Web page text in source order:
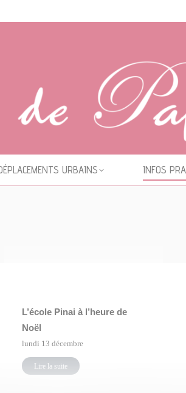
URBAINS INFOS
L’école Pinai à l’heure de
Noël
lundi 13 décembre
Lire la suite